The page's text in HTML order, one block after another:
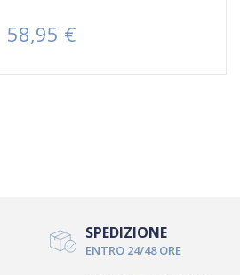
Prezzo
58,95 €
SPEDIZIONE
ENTRO 24/48 ORE